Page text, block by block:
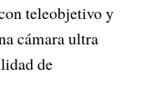
teleobjetivo y
cámara ultra
de